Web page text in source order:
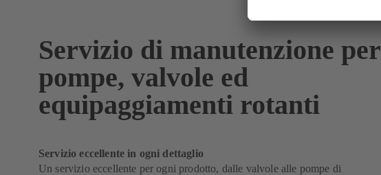
Servizio di manutenzione per
pompe, valvole ed
equipaggiamenti rotanti
Servizio eccellente in ogni dettaglio
Un servizio eccellente per ogni prodotto, dalle valvole alle pompe di